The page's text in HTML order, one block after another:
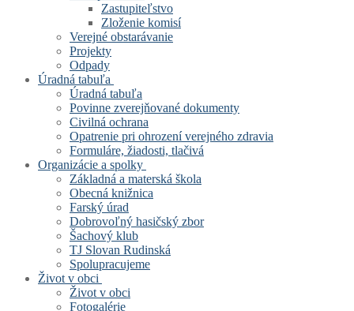
Zastupiteľstvo
Zloženie komisí
Verejné obstarávanie
Projekty
Odpady
Úradná tabuľa
Úradná tabuľa
Povinne zverejňované dokumenty
Civilná ochrana
Opatrenie pri ohrození verejného zdravia
Formuláre, žiadosti, tlačivá
Organizácie a spolky
Základná a materská škola
Obecná knižnica
Farský úrad
Dobrovoľný hasičský zbor
Šachový klub
TJ Slovan Rudinská
Spolupracujeme
Život v obci
Život v obci
Fotogalérie